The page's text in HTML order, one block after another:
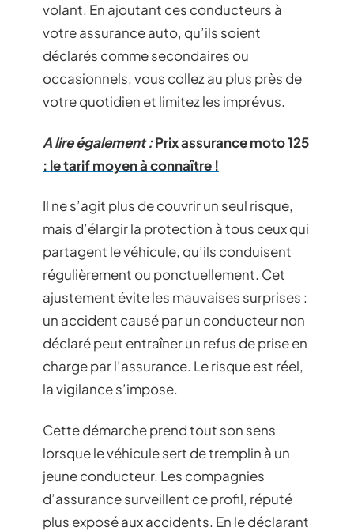
volant. En ajoutant ces conducteurs à
votre assurance auto, qu’ils soient
déclarés comme secondaires ou
occasionnels, vous collez au plus près de
votre quotidien et limitez les imprévus.
A lire également :Prix assurance moto 125
: le tarif moyen à connaître !
Il ne s’agit plus de couvrir un seul risque,
mais d’élargir la protection à tous ceux qui
partagent le véhicule, qu’ils conduisent
régulièrement ou ponctuellement. Cet
ajustement évite les mauvaises surprises :
un accident causé par un conducteur non
déclaré peut entraîner un refus de prise en
charge par l’assurance. Le risque est réel,
la vigilance s’impose.
Cette démarche prend tout son sens
lorsque le véhicule sert de tremplin à un
jeune conducteur. Les compagnies
d’assurance surveillent ce profil, réputé
plus exposé aux accidents. En le déclarant